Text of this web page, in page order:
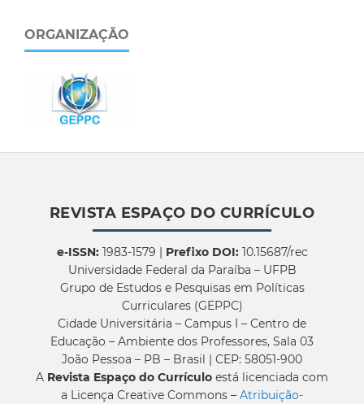
ORGANIZAÇÃO
REVISTA ESPAÇO DO CURRÍCULO
e-ISSN:1983-1579 | Prefixo DOI:10.15687/rec
Universidade Federal da Paraíba – UFPB
Grupo de Estudos e Pesquisas em Políticas
Curriculares (GEPPC)
Cidade Universitária – Campus I – Centro de
Educação – Ambiente dos Professores, Sala 03
João Pessoa – PB – Brasil | CEP: 58051-900
A Revista Espaço do Currículo está licenciada com
a Licença Creative Commons – Atribuição-